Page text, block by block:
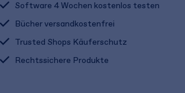
Software 4 Wochen kostenlos testen
Bücher versandkostenfrei
Trusted Shops Käuferschutz
Rechtssichere Produkte